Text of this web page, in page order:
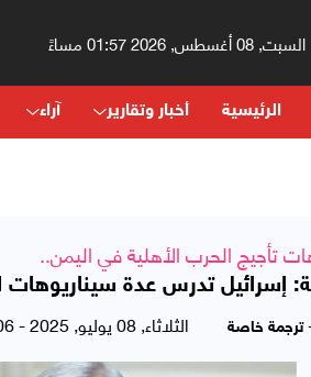
السبت, 08 أغسطس, 2026 01:57 مساءً
الرئيسية أخبار وتقارير آراء
تأجيج الحرب الأهلية في اليمن..
إسرائيل تدرس عدة
ترجمة خاصة الثلاثاء, 08 يوليو, 2025 - 08:06 مساءً